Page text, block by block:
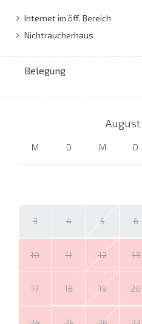
Internet im öff. Bereich
Nichtraucherhaus
Belegung
August
M D M D
3 4 5 6
10 11 12 13
17 18 19 20